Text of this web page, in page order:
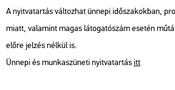
A nyitvatartás változhat ünnepi időszakokban,
miatt, valamint magas látogatószám esetén
előre jelzés nélkül is.
Ünnepi és munkaszüneti nyitvatartás itt